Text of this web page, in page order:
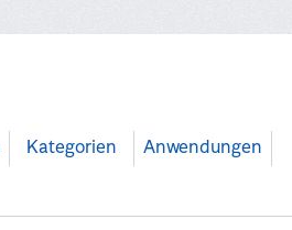
Kategorien Anwendungen